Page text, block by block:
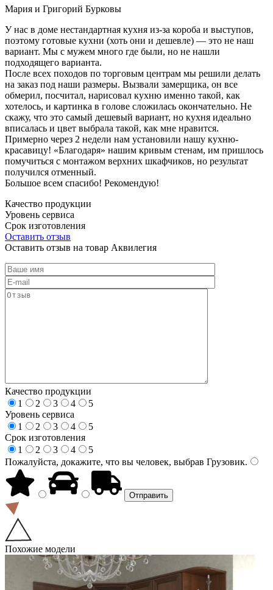
Мария и Григорий Бурковы
У нас в доме нестандартная кухня из-за короба и выступов,
поэтому готовые кухни (хоть они и дешевле) — это не наш
вариант. Мы с мужем много где были, но не нашли
подходящего варианта.
После всех походов по торговым центрам мы решили делать
на заказ под наши размеры. Вызвали замерщика, он все
обмерил, посчитал, нарисовал кухню именно такой, как
хотелось, и картинка в голове сложилась окончательно. Не
скажу, что это самый дешевый вариант, но кухня идеально
вписалась и цвет выбрала такой, как мне нравится.
Примерно через 2 недели нам установили нашу кухню-
красавицу! «Благодаря» нашим кривым стенам, им пришлось
помучиться с монтажом верхних шкафчиков, но результат
получился отменный.
Большое всем спасибо! Рекомендую!
Качество продукции
Уровень сервиса
Срок изготовления
Оставить отзыв
Оставить отзыв на товар Аквилегия
Качество продукции
1
2 3 4
5
Уровень сервиса
1
2 3 4
5
Срок изготовления
1
2 3 4
5
Пожалуйста, докажите, что вы человек, выбрав Грузовик.
Похожие модели